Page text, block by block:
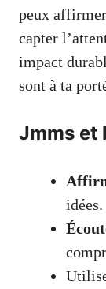
peux
capter
impact
sont à ta
Jmms et
idées.